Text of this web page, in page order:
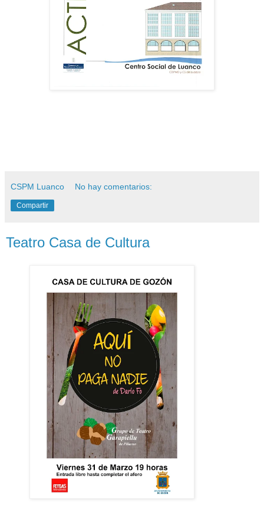
CSPM Luanco No hay comentarios:
Compartir
Teatro Casa de Cultura